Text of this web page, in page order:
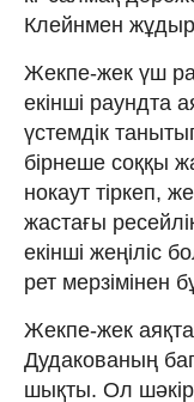
Клейнмен
Жекпе-жек үш
екінші
үстемдік
бірнеше соққы
нокаут тіркеп,
жастағы
екінші жеңіліс
рет мерзімінен
Жекпе-жек
Дудакованың
шықты. Ол